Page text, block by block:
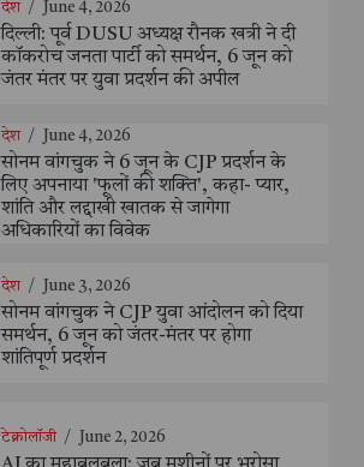
देश / June 4, 2026
दिल्ली: पूर्व DUSU अध्यक्ष रौनक खत्री ने दी
कॉकरोच जनता पार्टी को समर्थन, 6 जून को
जंतर मंतर पर युवा प्रदर्शन की अपील
देश / June 4, 2026
सोनम वांगचुक ने 6 जून के CJP प्रदर्शन के
लिए अपनाया 'फूलों की शक्ति', कहा- प्यार,
शांति और लद्दाखी खातक से जागेगा
अधिकारियों का विवेक
देश / June 3, 2026
सोनम वांगचुक ने CJP युवा आंदोलन को दिया
समर्थन, 6 जून को जंतर-मंतर पर होगा
शांतिपूर्ण प्रदर्शन
टेक्नोलॉजी / June 2, 2026